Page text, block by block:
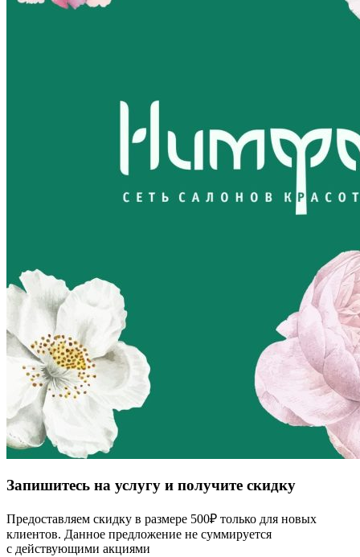
Запишитесь на услугу и получите скидку
Предоставляем скидку в размере 500₽ только для новых
клиентов. Данное предложение не суммируется
с действующими акциями